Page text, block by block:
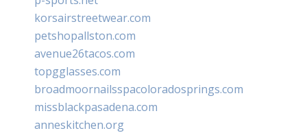
korsairstreetwear.com
petshopallston.com
avenue26tacos.com
topgglasses.com
broadmoornailsspacoloradosprings.com
missblackpasadena.com
anneskitchen.org